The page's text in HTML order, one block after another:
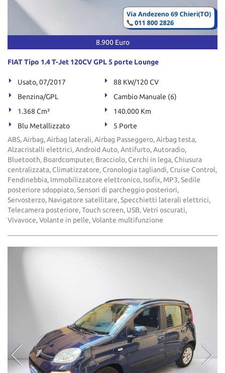
8.900 Euro
FIAT Tipo 1.4 T-Jet 120CV GPL 5 porte Lounge
Usato, 07/2017
88 KW/120 CV
Benzina/GPL
Cambio Manuale (6)
1.368 Cm³
140.000 Km
Blu Metallizzato
5 Porte
ABS, Airbag, Airbag laterali, Airbag Passeggero, Airbag testa,
Alzacristalli elettrici, Android Auto, Antifurto, Autoradio,
Bluetooth, Boardcomputer, Bracciolo, Cerchi in lega, Chiusura
centralizzata, Climatizzatore, Cronologia tagliandi, Cruise Control,
Fendinebbia, Immobilizzatore elettronico, Isofix, MP3, Sedile
posteriore sdoppiato, Sensori di parcheggio posteriori,
Servosterzo, Navigatore satellitare, Specchietti laterali elettrici,
Telecamera posteriore, Touch screen, USB, Vetri oscurati,
Vivavoce, Volante in pelle, Volante multifunzione